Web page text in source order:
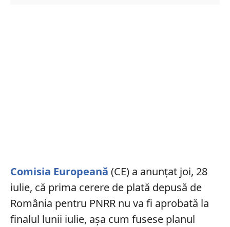
Comisia Europeană (CE) a anunțat joi, 28
iulie, că prima cerere de plată depusă de
România pentru PNRR nu va fi aprobată la
finalul lunii iulie, așa cum fusese planul